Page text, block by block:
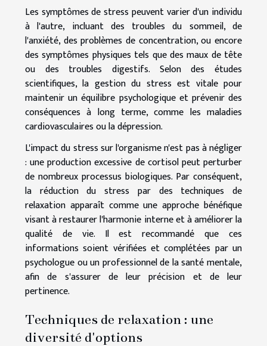
Les symptômes de stress peuvent varier d'un individu
à l'autre, incluant des troubles du sommeil, de
l'anxiété, des problèmes de concentration, ou encore
des symptômes physiques tels que des maux de tête
ou des troubles digestifs. Selon des études
scientifiques, la gestion du stress est vitale pour
maintenir un équilibre psychologique et prévenir des
conséquences à long terme, comme les maladies
cardiovasculaires ou la dépression.
L'impact du stress sur l'organisme n'est pas à négliger
: une production excessive de cortisol peut perturber
de nombreux processus biologiques. Par conséquent,
la réduction du stress par des techniques de
relaxation apparaît comme une approche bénéfique
visant à restaurer l'harmonie interne et à améliorer la
qualité de vie. Il est recommandé que ces
informations soient vérifiées et complétées par un
psychologue ou un professionnel de la santé mentale,
afin de s'assurer de leur précision et de leur
pertinence.
Techniques de relaxation : une
diversité d'options